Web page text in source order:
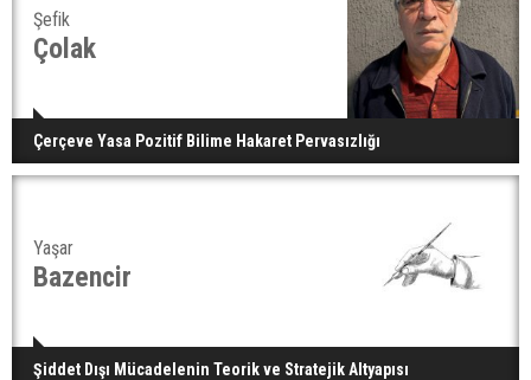
Şefik
Çolak
Çerçeve Yasa Pozitif Bilime Hakaret Pervasızlığı
Yaşar
Bazencir
Şiddet Dışı Mücadelenin Teorik ve Stratejik Altyapısı